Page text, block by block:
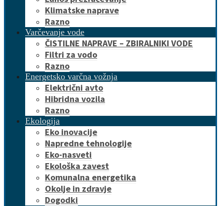
Klimatske naprave
Razno
Varčevanje vode
ČISTILNE NAPRAVE – ZBIRALNIKI VODE
Filtri za vodo
Razno
Energetsko varčna vožnja
Električni avto
Hibridna vozila
Razno
Ekologija
Eko inovacije
Napredne tehnologije
Eko-nasveti
Ekološka zavest
Komunalna energetika
Okolje in zdravje
Dogodki